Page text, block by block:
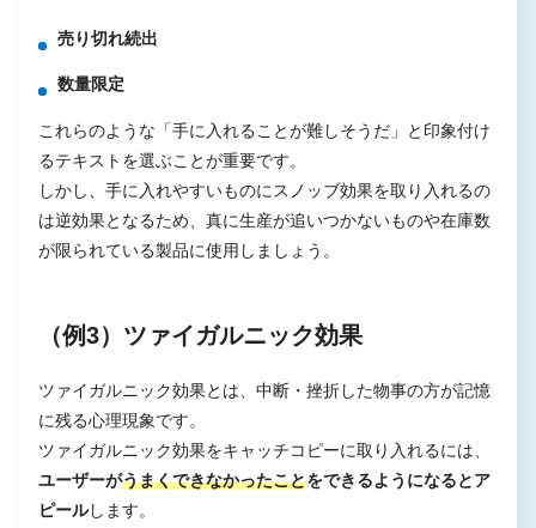
売り切れ続出
数量限定
これらのような「手に入れることが難しそうだ」と印象付け
るテキストを選ぶことが重要です。
しかし、手に入れやすいものにスノッブ効果を取り入れるの
は逆効果となるため、真に生産が追いつかないものや在庫数
が限られている製品に使用しましょう。
（例3）ツァイガルニック効果
ツァイガルニック効果とは、中断・挫折した物事の方が記憶
に残る心理現象です。
ツァイガルニック効果をキャッチコピーに取り入れるには、
ユーザーがうまくできなかったことをできるようになるとア
ピールします。